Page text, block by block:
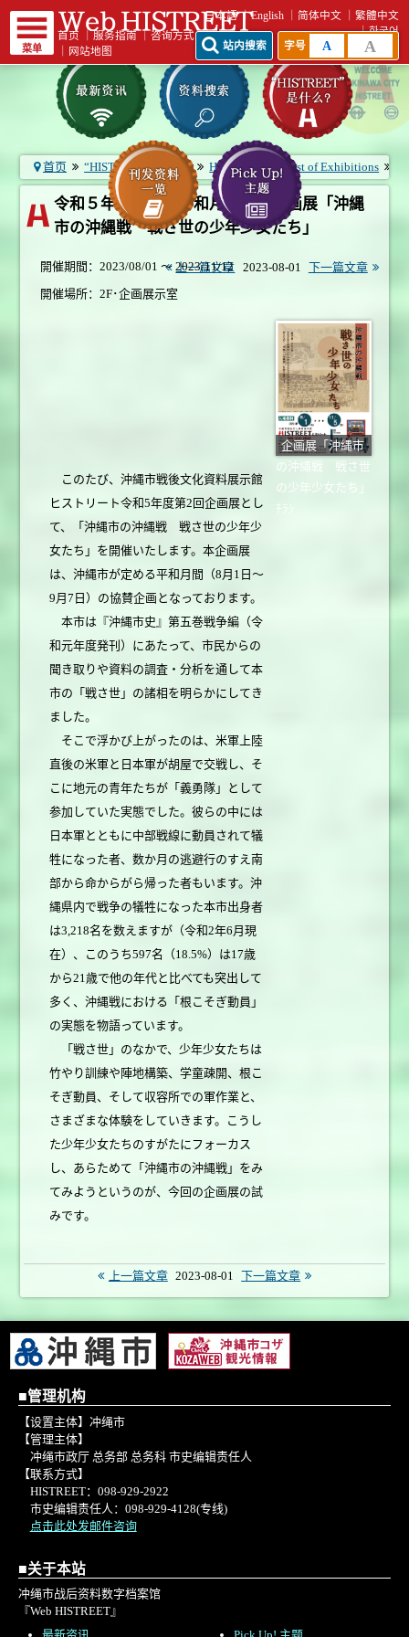
菜单
首页 ｜服务指南 ｜咨询方式
网站地图
日本語 English 简体中文
繁體中文
한국어
站内搜索
字号 A A
首页 “HISTREET”是什么? HISTREETⅡ - List of Exhibitions
令和５年度沖縄市平和月間賛同企画展「沖縄
市の沖縄戦 戦さ世の少年少女たち」
上一篇文章 2023-08-01 下一篇文章
開催期間：2023/08/01 ～ 2023/11/12
開催場所：2F･企画展示室
企画展「沖縄市
の沖縄戦 戦さ世
の少年少女たち」
ﾁﾗｼ
このたび、沖縄市戦後文化資料展示館
ヒストリート令和5年度第2回企画展とし
て、「沖縄市の沖縄戦 戦さ世の少年少
女たち」を開催いたします。本企画展
は、沖縄市が定める平和月間（8月1日～
9月7日）の協賛企画となっております。
本市は『沖縄市史』第五巻戦争編（令
和元年度発刊）にあたって、市民からの
聞き取りや資料の調査・分析を通して本
市の「戦さ世」の諸相を明らかにしてき
ました。
そこで浮かび上がったのは、米軍上陸
直後の米軍と日本軍が胡屋で交戦し、そ
こに地元の青年たちが「義勇隊」として
参加していた実態でした。彼らの中には
日本軍とともに中部戦線に動員されて犠
牲になった者、数か月の逃避行のすえ南
部から命からがら帰った者もいます。沖
縄県内で戦争の犠牲になった本市出身者
は3,218名を数えますが（令和2年6月現
在）、このうち597名（18.5%）は17歳
から21歳で他の年代と比べても突出して
多く、沖縄戦における「根こそぎ動員」
の実態を物語っています。
「戦さ世」のなかで、少年少女たちは
竹やり訓練や陣地構築、学童疎開、根こ
そぎ動員、そして収容所での軍作業と、
さまざまな体験をしていきます。こうし
た少年少女たちのすがたにフォーカス
し、あらためて「沖縄市の沖縄戦」をみ
てみようというのが、今回の企画展の試
みです。
上一篇文章 2023-08-01 下一篇文章
■管理机构
【设置主体】冲绳市
【管理主体】
冲绳市政厅 总务部 总务科 市史编辑责任人
【联系方式】
HISTREET：098-929-2922
市史编辑责任人：098-929-4128(专线)
点击此处发邮件咨询
■关于本站
冲绳市战后资料数字档案馆
『Web HISTREET』